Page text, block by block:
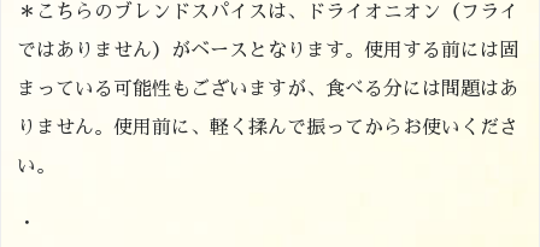
＊こちらのブレンドスパイスは、ドライオニオン（フライ
ではありません）がベースとなります。使用する前には固
まっている可能性もございますが、食べる分には問題はあ
りません。使用前に、軽く揉んで振ってからお使いくださ
い。
・